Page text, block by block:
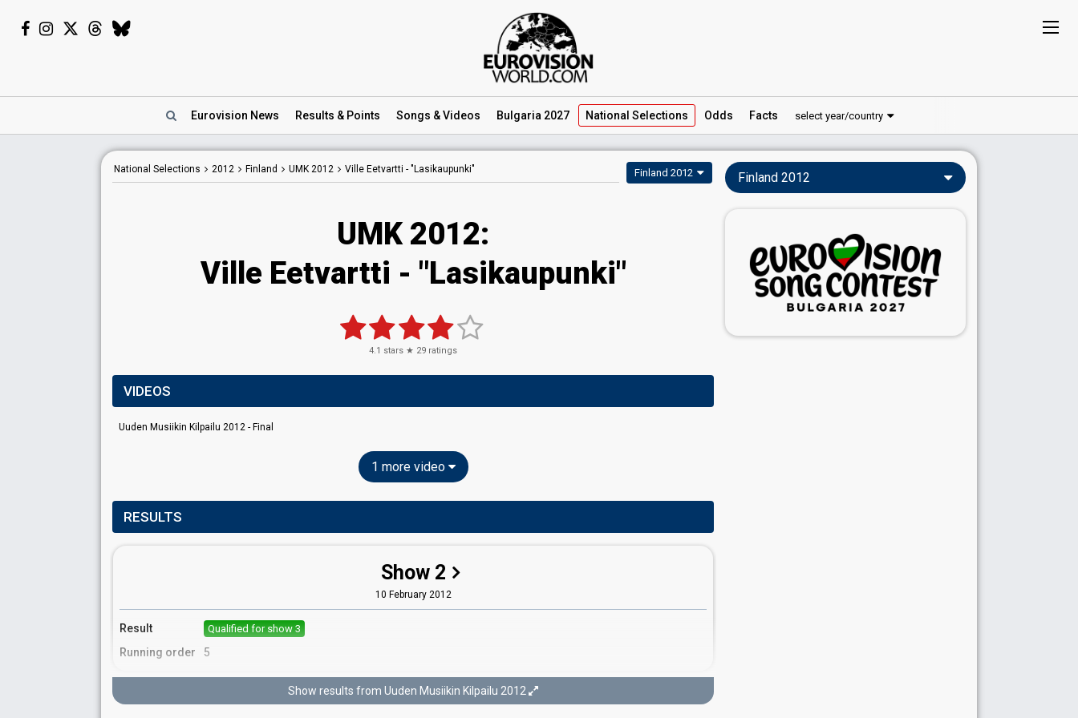
Eurovision News Results & Points Songs & Videos Bulgaria 2027 National Selections Odds Facts select year/country
National Selections 2012 Finland UMK 2012 Ville Eetvartti - "Lasikaupunki" Finland 2012
UMK 2012:
Ville Eetvartti - "Lasikaupunki"
4.1 stars ★ 29 ratings
VIDEOS
Uuden Musiikin Kilpailu 2012 - Final
1 more video
RESULTS
Show 2
10 February 2012
Result Qualified for show 3
Running order 5
Show 3
Show results from Uuden Musiikin Kilpailu 2012
Finland 2012